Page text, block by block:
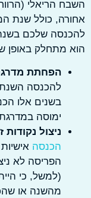
הריאלי (הרווח)
כולל שנת
שלכם בשנה
מתחלק באופן שווה.
הפחתת מדרגת
להכנסה השנתית
בשנים אלו
ימוסה במדרגת מס
ניצול נקודות זיכוי:
הכנסהאישיות
הפריסה לא
(למשל, כי הייתם
מהשנה או